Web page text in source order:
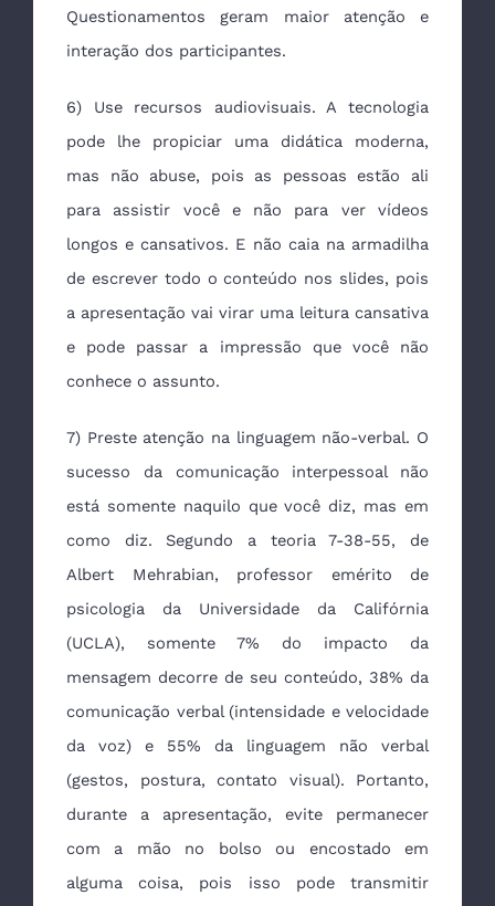
Questionamentos geram maior atenção e
interação dos participantes.
6) Use recursos audiovisuais. A tecnologia
pode lhe propiciar uma didática moderna,
mas não abuse, pois as pessoas estão ali
para assistir você e não para ver vídeos
longos e cansativos. E não caia na armadilha
de escrever todo o conteúdo nos slides, pois
a apresentação vai virar uma leitura cansativa
e pode passar a impressão que você não
conhece o assunto.
7) Preste atenção na linguagem não-verbal. O
sucesso da comunicação interpessoal não
está somente naquilo que você diz, mas em
como diz. Segundo a teoria 7-38-55, de
Albert Mehrabian, professor emérito de
psicologia da Universidade da Califórnia
(UCLA), somente 7% do impacto da
mensagem decorre de seu conteúdo, 38% da
comunicação verbal (intensidade e velocidade
da voz) e 55% da linguagem não verbal
(gestos, postura, contato visual). Portanto,
durante a apresentação, evite permanecer
com a mão no bolso ou encostado em
alguma coisa, pois isso pode transmitir